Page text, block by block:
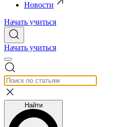
Новости
Начать учиться
Начать учиться
Найти